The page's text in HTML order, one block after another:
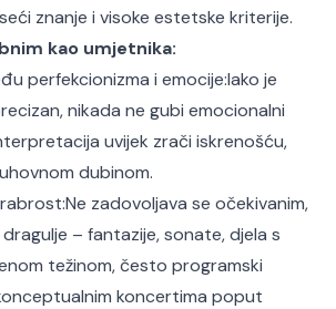
znanje i visoke estetske kriterije.
kao umjetnika:
perfekcionizma i emocije:Iako je
nikada ne gubi emocionalni
uvijek zrači iskrenošću,
dubinom.
Ne zadovoljava se očekivanim,
– fantazije, sonate, djela s
težinom, često programski
koncertima poput